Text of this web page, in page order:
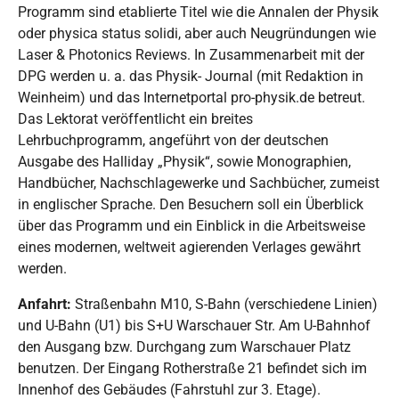
Programm sind etablierte Titel wie die Annalen der Physik
oder physica status solidi, aber auch Neugründungen wie
Laser & Photonics Reviews. In Zusammenarbeit mit der
DPG werden u. a. das Physik- Journal (mit Redaktion in
Weinheim) und das Internetportal pro-physik.de betreut.
Das Lektorat veröffentlicht ein breites
Lehrbuchprogramm, angeführt von der deutschen
Ausgabe des Halliday „Physik“, sowie Monographien,
Handbücher, Nachschlagewerke und Sachbücher, zumeist
in englischer Sprache. Den Besuchern soll ein Überblick
über das Programm und ein Einblick in die Arbeitsweise
eines modernen, weltweit agierenden Verlages gewährt
werden.
Anfahrt: Straßenbahn M10, S-Bahn (verschiedene Linien)
und U-Bahn (U1) bis S+U Warschauer Str. Am U-Bahnhof
den Ausgang bzw. Durchgang zum Warschauer Platz
benutzen. Der Eingang Rotherstraße 21 befindet sich im
Innenhof des Gebäudes (Fahrstuhl zur 3. Etage).